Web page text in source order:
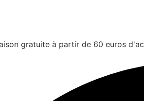
gratuite à partir de 60 euros